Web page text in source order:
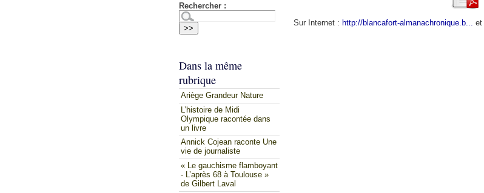
Sur Internet : http://blancafort-almanachronique.b... et
Rechercher :
Dans la même
rubrique
Ariège Grandeur Nature
L’histoire de Midi
Olympique racontée dans
un livre
Annick Cojean raconte Une
vie de journaliste
« Le gauchisme flamboyant
- L’après 68 à Toulouse »
de Gilbert Laval